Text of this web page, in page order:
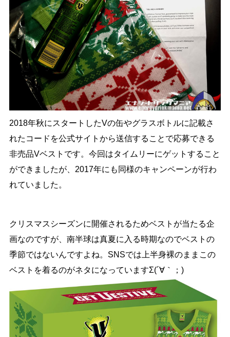
2018年秋にスタートしたVの缶やグラスボトルに記載さ
れたコードを公式サイトから送信することで応募できる
非売品Vベストです。今回はタイムリーにゲットすること
ができましたが、2017年にも同様のキャンペーンが行わ
れていました。
クリスマスシーズンに開催されるためベストが当たる企
画なのですが、南半球は真夏に入る時期なのでベストの
季節ではないんですよね。SNSでは上半身裸のままこの
ベストを着るのがネタになっていますΣ(´∀｀；)